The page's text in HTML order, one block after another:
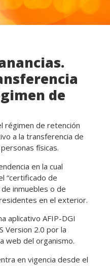
de
régimen de retención
a la transferencia de
físicas.
en la cual
“certificado de
inmuebles o de
en el exterior.
aplicativo AFIP-DGI
Version 2.0 por la
web del organismo.
en vigencia desde el